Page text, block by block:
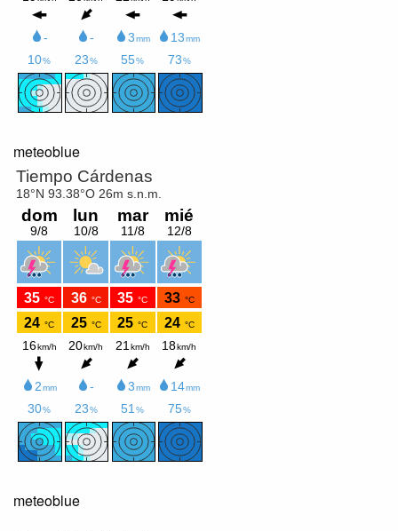
meteoblue
meteoblue